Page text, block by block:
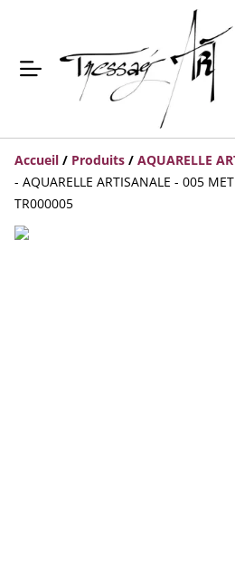
Accueil / Produits / AQUARELLE
- AQUARELLE ARTISANALE - 005
TR000005